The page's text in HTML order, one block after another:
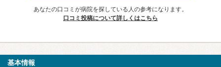
あなたの口コミが病院を探している人の参考になります。
口コミ投稿について詳しくはこちら
基本情報